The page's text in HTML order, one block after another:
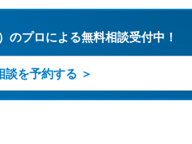
のプロによる無料相談受付中！
談を予約する ＞